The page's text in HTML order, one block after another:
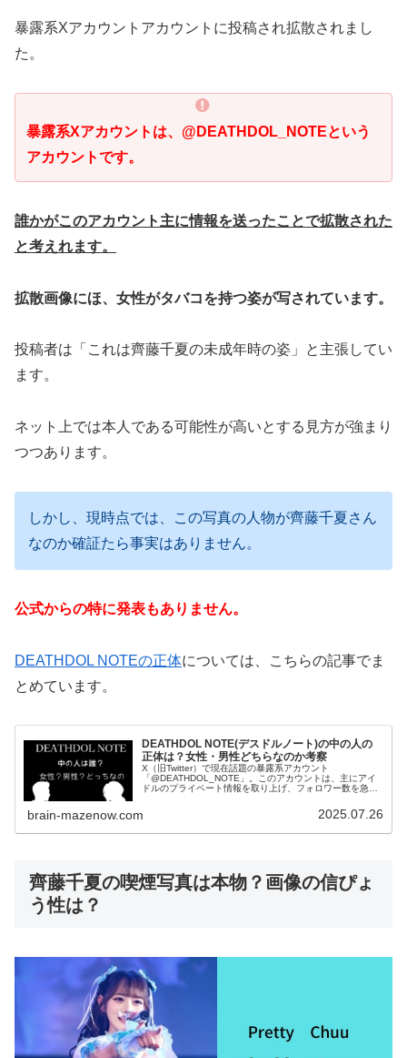
暴露系Xアカウントアカウントに投稿され拡散されまし
た。
暴露系Xアカウントは、@DEATHDOL_NOTEという
アカウントです。
誰かがこのアカウント主に情報を送ったことで拡散された
と考えれます。
拡散画像にほ、女性がタバコを持つ姿が写されています。
投稿者は「これは齊藤千夏の未成年時の姿」と主張してい
ます。
ネット上では本人である可能性が高いとする見方が強まり
つつあります。
しかし、現時点では、この写真の人物が齊藤千夏さん
なのか確証たら事実はありません。
公式からの特に発表もありません。
DEATHDOL NOTEの正体については、こちらの記事でま
とめています。
DEATHDOL NOTE(デスドルノート)の中の人の
正体は？女性・男性どちらなのか考察
X（旧Twitter）で現在話題の暴露系アカウント
「@DEATHDOL_NOTE」。このアカウントは、主にアイ
ドルのプライベート情報を取り上げ、フォロワー数を急速
brain-mazenow.com 2025.07.26
齊藤千夏の喫煙写真は本物？画像の信ぴょ
う性は？